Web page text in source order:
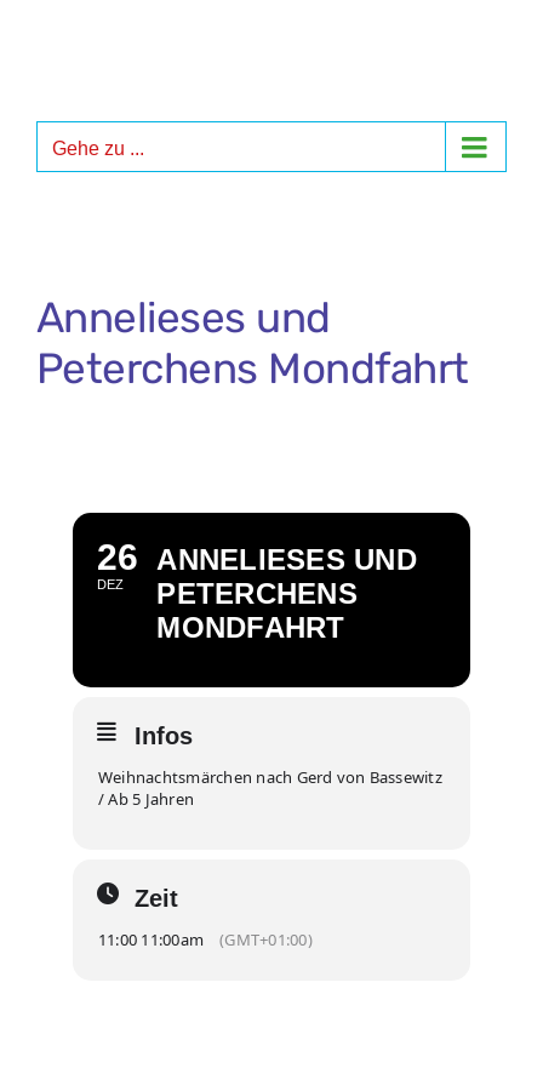
Gehe zu ...
Annelieses und
Peterchens Mondfahrt
26
DEZ
ANNELIESES UND
PETERCHENS
MONDFAHRT
Infos
Weihnachtsmärchen nach Gerd von Bassewitz
/ Ab 5 Jahren
Zeit
11:00 11:00am (GMT+01:00)